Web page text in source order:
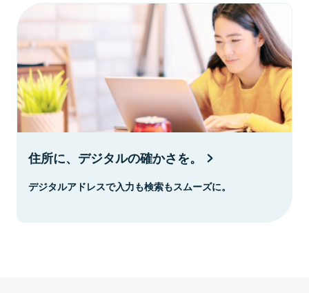
住所に、デジタルの確かさを。
デジタルアドレスで入力も検索もスムーズに。